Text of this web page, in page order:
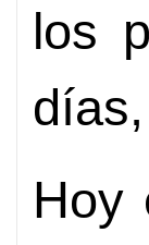
los
Hoy